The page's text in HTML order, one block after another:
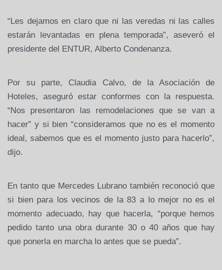
“Les dejamos en claro que ni las veredas ni las calles
estarán levantadas en plena temporada”, aseveró el
presidente del ENTUR, Alberto Condenanza.
Por su parte, Claudia Calvo, de la Asociación de
Hoteles, aseguró estar conformes con la respuesta.
“Nos presentaron las remodelaciones que se van a
hacer” y si bien “consideramos que no es el momento
ideal, sabemos que es el momento justo para hacerlo”,
dijo.
En tanto que Mercedes Lubrano también reconoció que
si bien para los vecinos de la 83 a lo mejor no es el
momento adecuado, hay que hacerla, “porque hemos
pedido tanto una obra durante 30 o 40 años que hay
que ponerla en marcha lo antes que se pueda”.